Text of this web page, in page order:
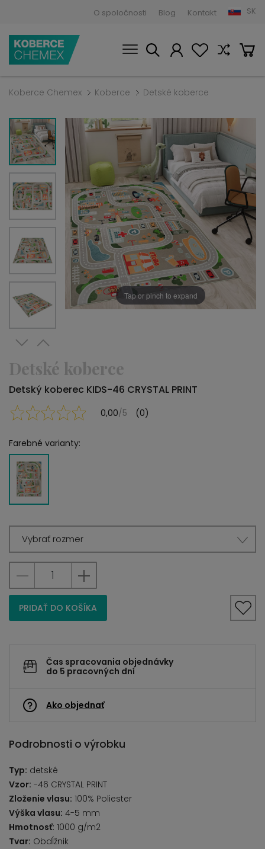
O spoločnosti Blog Kontakt SK
Koberce Chemex Koberce Detské koberce
Tap or pinch to expand
Detské koberce
Detský koberec KIDS-46 CRYSTAL PRINT
0,00/5 (0)
Farebné varianty:
Vybrať rozmer
PRIDAŤ DO KOŠÍKA
Čas spracovania objednávky
do 5 pracovných dní
Ako objednať
Podrobnosti o výrobku
Typ: detské
Vzor: -46 CRYSTAL PRINT
Zloženie vlasu: 100% Poliester
Výška vlasu: 4-5 mm
Hmotnosť: 1000 g/m2
Tvar: Obdĺžnik